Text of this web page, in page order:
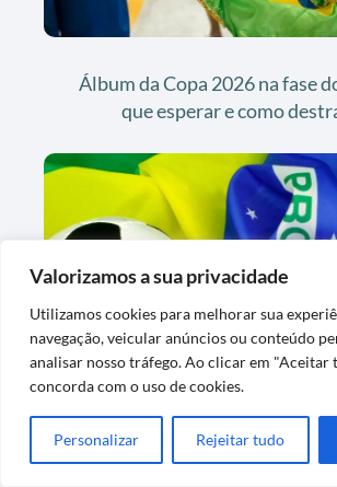
Valorizamos a sua privacidade
Utilizamos cookies para melhorar sua
navegação, veicular anúncios ou conteúdo
analisar nosso tráfego. Ao clicar em "Aceitar
concorda com o uso de cookies.
Personalizar Rejeitar tudo
Álbum da Copa 2026 na fase
que esperar e como
Pilha de repetidas da Copa
como transformar em